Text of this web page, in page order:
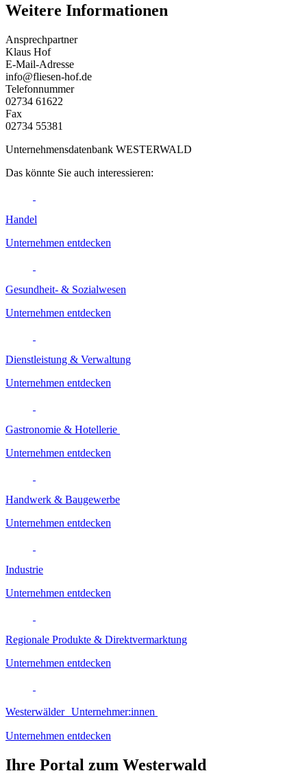
Weitere Informationen
Ansprechpartner
Klaus Hof
E-Mail-Adresse
info@fliesen-hof.de
Telefonnummer
02734 61622
Fax
02734 55381
Unternehmensdatenbank WESTERWALD
Das könnte Sie auch interessieren:
Handel
Unternehmen entdecken
Gesundheit- & Sozialwesen
Unternehmen entdecken
Dienstleistung & Verwaltung
Unternehmen entdecken
Gastronomie & Hotellerie
Unternehmen entdecken
Handwerk & Baugewerbe
Unternehmen entdecken
Industrie
Unternehmen entdecken
Regionale Produkte & Direktvermarktung
Unternehmen entdecken
Westerwälder Unternehmer:innen
Unternehmen entdecken
Ihre Portal zum Westerwald